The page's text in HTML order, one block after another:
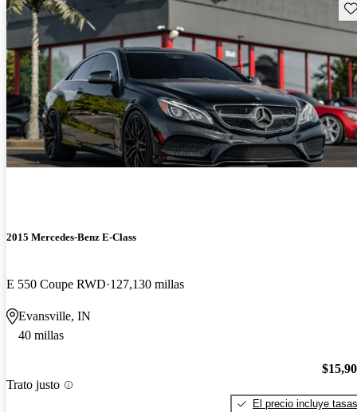
2015 Mercedes-Benz E-Class
E 550 Coupe RWD 127,130 millas
Evansville, IN
40 millas
Trato justo
El precio incluye tasas